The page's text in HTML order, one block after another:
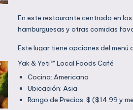
En este restaurante centrado en
hamburguesas y otras comidas
Este lugar tiene opciones del menú
sobre pedido, puede satisfacer los
Huéspedes.
Yak & Yeti™ Local Foods Café
Cocina: Americana
Ubicación: Asia
Rango de Precios: $ ($14.99 y